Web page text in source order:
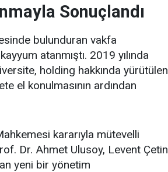
Sonuçlandı
bulunduran vakfa
atanmıştı. 2019 yılında
holding hakkında yürütülen
el konulmasının ardından
kararıyla mütevelli
Dr. Ahmet Ulusoy, Levent Çetin
yeni bir yönetim